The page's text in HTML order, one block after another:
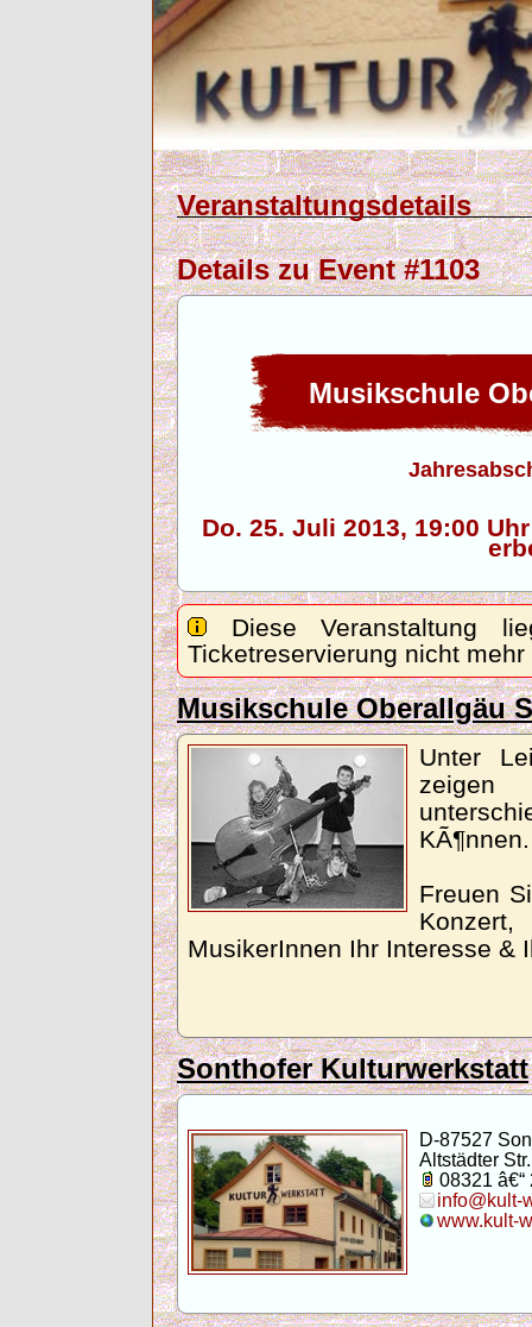
Veranstaltungsdetails
Details zu Event #1103
Musikschule
Do. 25. Juli 2013, 19:00
Diese Veranstaltung
Ticketreservierung nicht
Musikschule Oberallgäu
Unter
KÃ¶nnen.
Freuen
MusikerInnen Ihr Interesse &
Sonthofer Kulturwerkstatt
D-87527
Altstädter
08321 â€“
info@kult-
www.kult-